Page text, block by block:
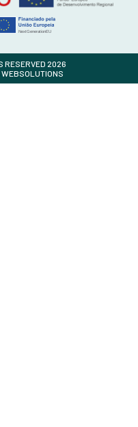
RESERVED 2026